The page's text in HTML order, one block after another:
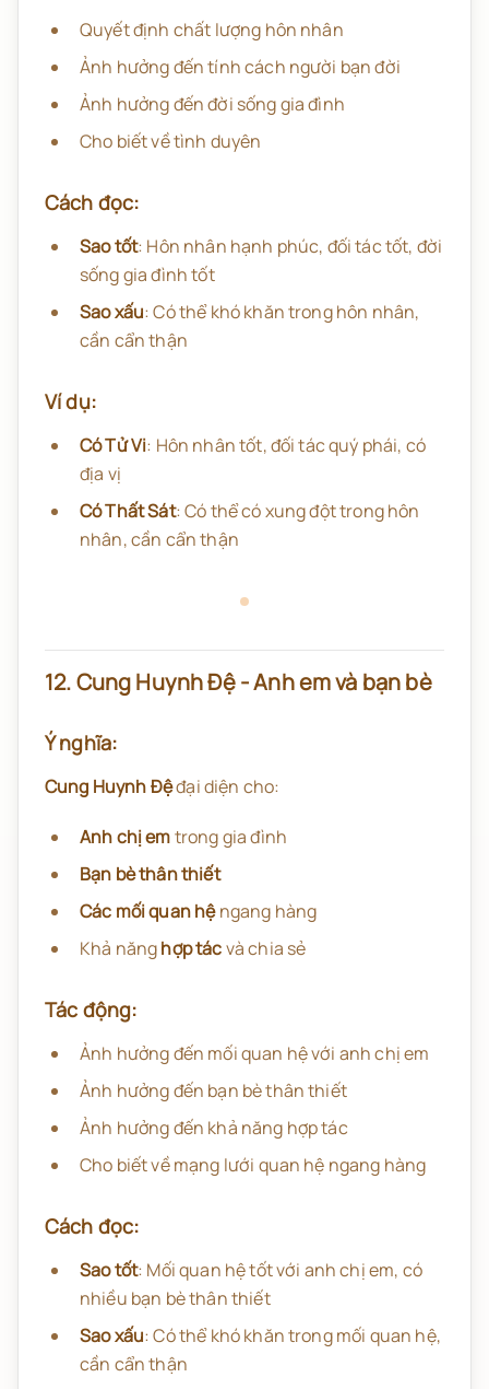
Quyết định chất lượng hôn nhân
Ảnh hưởng đến tính cách người bạn đời
Ảnh hưởng đến đời sống gia đình
Cho biết về tình duyên
Cách đọc:
Sao tốt: Hôn nhân hạnh phúc, đối tác tốt, đời
sống gia đình tốt
Sao xấu: Có thể khó khăn trong hôn nhân,
cần cẩn thận
Ví dụ:
Có Tử Vi: Hôn nhân tốt, đối tác quý phái, có
địa vị
Có Thất Sát: Có thể có xung đột trong hôn
nhân, cần cẩn thận
12. Cung Huynh Đệ - Anh em và bạn bè
Ý nghĩa:
Cung Huynh Đệđại diện cho:
Anh chị emtrong gia đình
Bạn bè thân thiết
Các mối quan hệngang hàng
Khả nănghợp tácvà chia sẻ
Tác động:
Ảnh hưởng đến mối quan hệ với anh chị em
Ảnh hưởng đến bạn bè thân thiết
Ảnh hưởng đến khả năng hợp tác
Cho biết về mạng lưới quan hệ ngang hàng
Cách đọc:
Sao tốt: Mối quan hệ tốt với anh chị em, có
nhiều bạn bè thân thiết
Sao xấu: Có thể khó khăn trong mối quan hệ,
cần cẩn thận